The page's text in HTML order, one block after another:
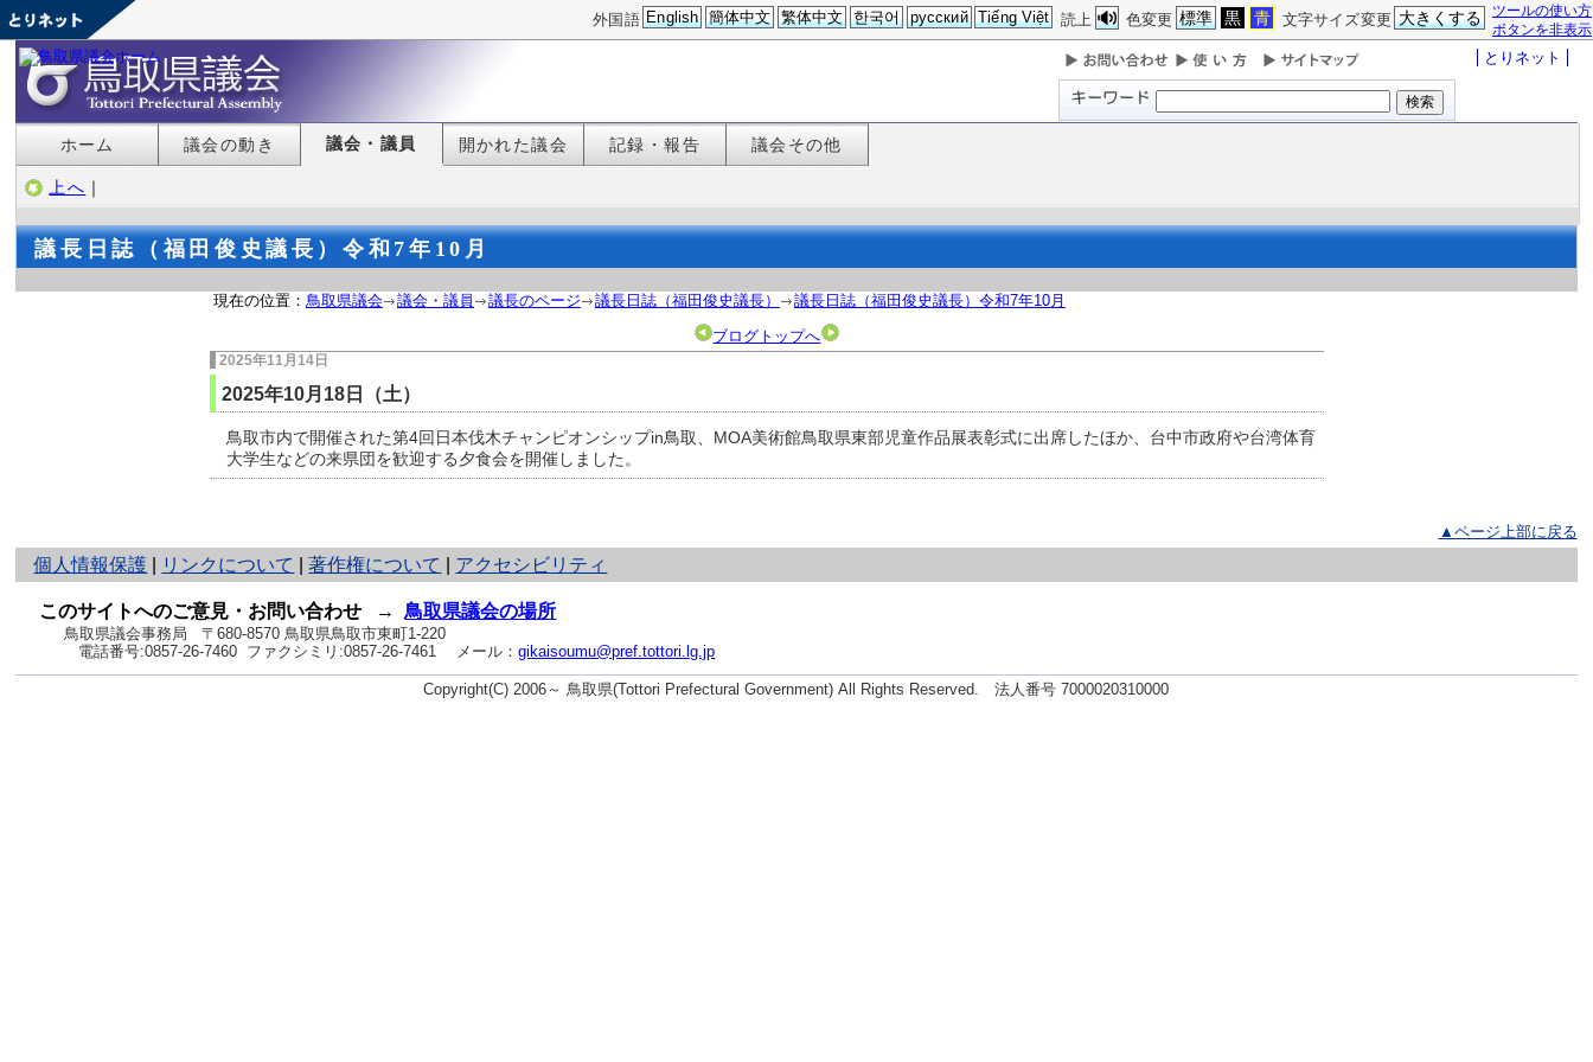
ツールの使い方
ボタンを非表示
文字サイズ変更 大きくする
色変更 標準 黒 青
読上
外国語 English 簡体中文 繁体中文 한국어 русский Tiếng Việt
とりネット
ホーム 議会の動き 議会・議員 開かれた議会 記録・報告 議会その他
上へ ｜
議長日誌（福田俊史議長）令和7年10月
現在の位置： 鳥取県議会 議会・議員 議長のページ 議長日誌（福田俊史議長）
議長日誌（福田俊史議長）令和7年10月
ブログトップへ
2025年11月14日
2025年10月18日（土）
鳥取市内で開催された第4回日本伐木チャンピオンシップin鳥取、MOA美術館鳥取県東部児童作品展表彰式に出席したほか、台中市政府や台湾体育
大学生などの来県団を歓迎する夕食会を開催しました。
▲ページ上部に戻る
個人情報保護
と
り
ネ
ッ
ト
へ
リンクについて |著作権について アクセシビリティ
このサイトへのご意見・お問い合わせ →鳥取県議会の場所
鳥取県議会事務局
〒680-8570 鳥取県鳥取市東町1-220
電話番号:0857-26-7460 ファクシミリ:0857-26-7461 メール：gikaisoumu@pref.tottori.lg.jp
Copyright(C) 2006～ 鳥取県(Tottori Prefectural Government) All Rights Reserved. 法人番号 7000020310000